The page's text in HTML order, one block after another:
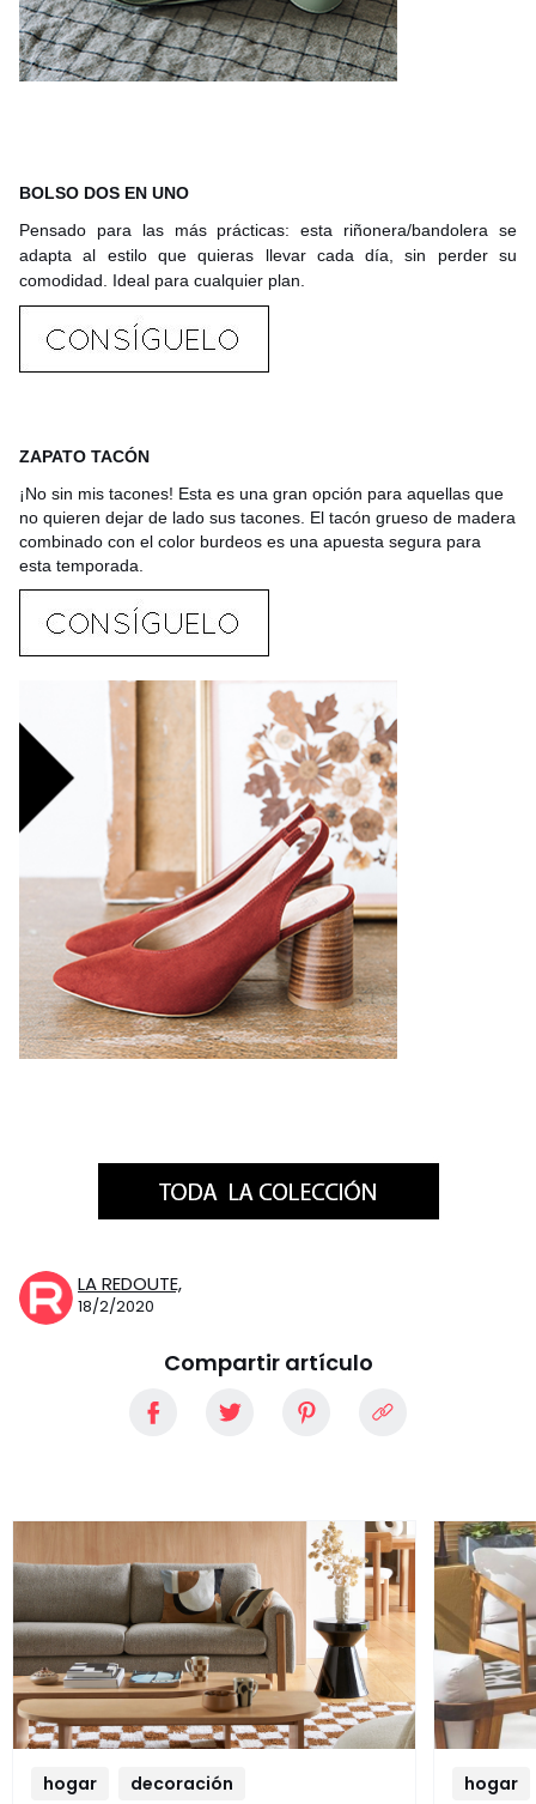
BOLSO DOS EN UNO
Pensado para las más prácticas: esta riñonera/bandolera se
adapta al estilo que quieras llevar cada día, sin perder su
comodidad. Ideal para cualquier plan.
ZAPATO TACÓN
¡No sin mis tacones! Esta es una gran opción para aquellas que
no quieren dejar de lado sus tacones. El tacón grueso de madera
combinado con el color burdeos es una apuesta segura para
esta temporada.
LA REDOUTE,
18/2/2020
Compartir artículo
hogar decoración hogar